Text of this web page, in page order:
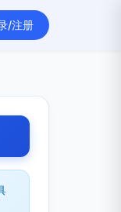
/注册